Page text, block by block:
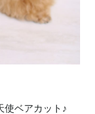
使ベアカット♪